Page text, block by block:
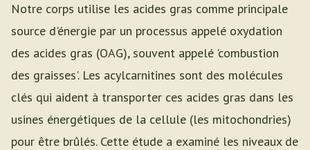
Notre corps utilise les acides gras comme principale
source d'énergie par un processus appelé oxydation
des acides gras (OAG), souvent appelé 'combustion
des graisses'. Les acylcarnitines sont des molécules
clés qui aident à transporter ces acides gras dans les
usines énergétiques de la cellule (les mitochondries)
pour être brûlés. Cette étude a examiné les niveaux de